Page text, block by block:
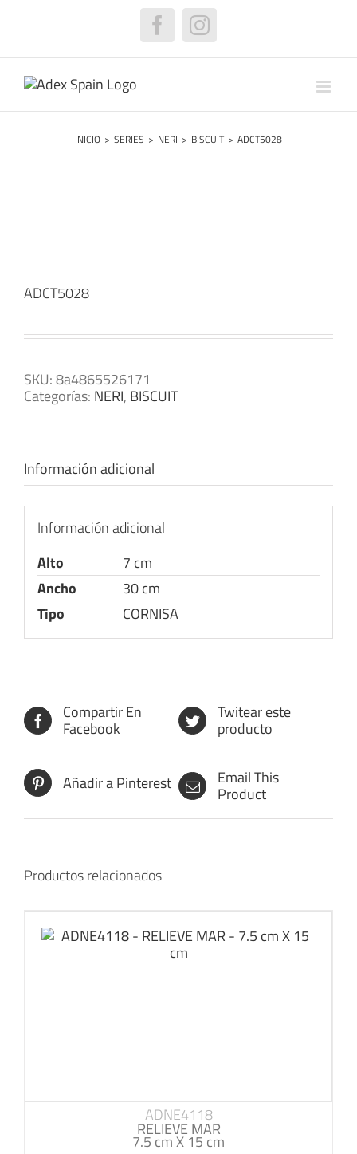
FacebookInstagram
INICIO > SERIES > NERI > BISCUIT > ADCT5028
ADCT5028
SKU:8a4865526171
Categorías: NERI, BISCUIT
Información adicional
Información adicional
Alto
7 cm
Ancho
30 cm
Tipo
CORNISA
Compartir En
Facebook
Twitear este
producto
Añadir a Pinterest Email This
Product
Productos relacionados
ADNE4118
RELIEVE MAR
7.5 cm X 15 cm